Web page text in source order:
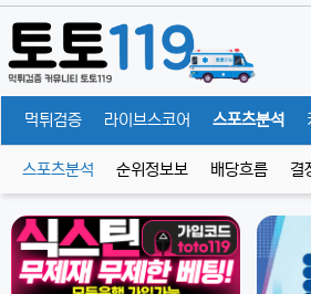
먹튀검증 라이브스코어 스포츠분석
스포츠분석 순위정보보 배당흐름 결